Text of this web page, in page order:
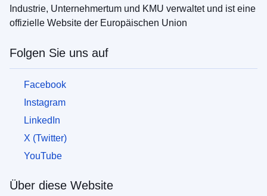
Industrie, Unternehmertum und KMU verwaltet und ist eine
offizielle Website der Europäischen Union
Folgen Sie uns auf
Facebook
Instagram
LinkedIn
X (Twitter)
YouTube
Über diese Website